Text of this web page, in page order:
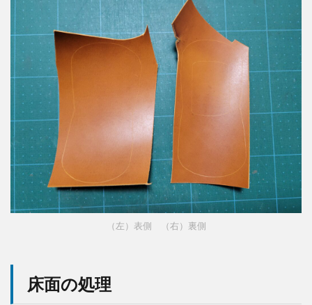
（左）表側 （右）裏側
床面の処理